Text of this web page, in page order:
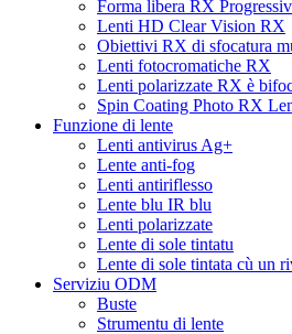
Forma libera RX
Lenti HD Clear Vision RX
Obiettivi RX di sfocatura
Lenti fotocromatiche RX
Lenti polarizzate RX è
Spin Coating Photo RX
Funzione di lente
Lenti antivirus Ag+
Lente anti-fog
Lenti antiriflesso
Lente blu IR blu
Lenti polarizzate
Lente di sole tintatu
Lente di sole tintata cù un
Serviziu ODM
Buste
Strumentu di lente